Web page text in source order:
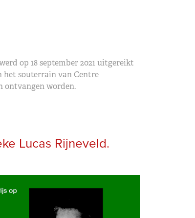
op 18 september 2021 uitgereikt
het souterrain van Centre
ontvangen worden.
Lucas Rijneveld.